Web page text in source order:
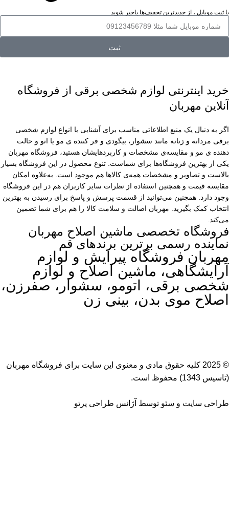
با ثبت موبایل ، از جدید‌ترین تخفیف‌ها با‌خبر شوید
ثبت
خرید اینترنتی لوازم شخصی برقی از فروشگاه
آنلاین مهربان
اگر به دنبال یک منبع اطلاعاتی مناسب برای آشنایی با انواع لوازم شخصی
برقی مردانه و زنانه مانند سشوار، بیگودی و فر کننده ی مو یا اتو و حالت
دهنده ی مو و مقایسه‌ی مشخصات و کاربردهایشان هستید، فروشگاه مهربان
یکی از بهترین فروشگاه‌ها برای شماست. تنوع محصول در این فروشگاه بسیار
بالاست و تصاویر و مشخصات همه‌ی کالاها هم موجود است. به‌علاوه امکان
مقایسه قیمت و همچنین استفاده از نظرات سایر کاربران هم در این فروشگاه
وجود دارد. همچنین می‌توانید از قسمت پرسش و پاسخ برای رسیدن به بهترین
انتخاب کمک بگیرید. مهربان اصالت و سلامت کالا را هم برای شما تضمین
می‌کند.
فروشگاه تخصصی ماشین اصلاح مهربان
نماینده رسمی برترین برندهای قم
مهربان فروشگاه پیرایش و لوازم
آرایشگاهی، ماشین اصلاح و لوازم
شخصی برقی، اتومو، سشوار، صفرزن،
اصلاح موی بدن، بینی زن
© 2025 کلیه حقوق مادی و معنوی این سایت برای
فروشگاه مهربان
(تاسیس 1343) محفوظ است.
طراحی سایت و سئو توسط آژانس طراحی پرتو